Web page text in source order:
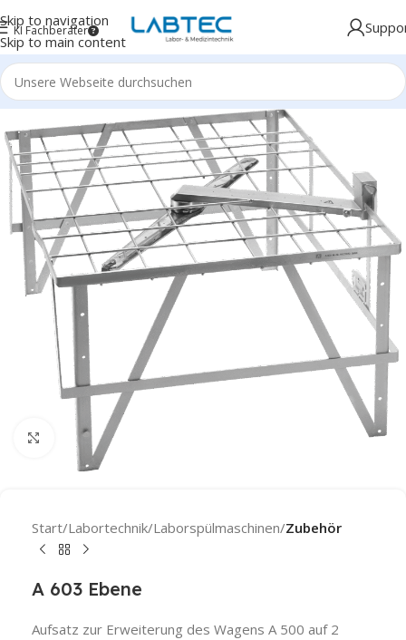
Skip to navigation
Skip to main content
KI Fachberater
Click to enlarge
Start Labortechnik Laborspülmaschinen Zubehör
A 603 Ebene
Aufsatz zur Erweiterung des Wagens A 500 auf 2